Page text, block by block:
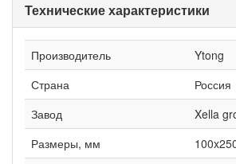
Технические характеристики
Производитель
Ytong
Страна
Россия
Завод
Xella
Размеры, мм